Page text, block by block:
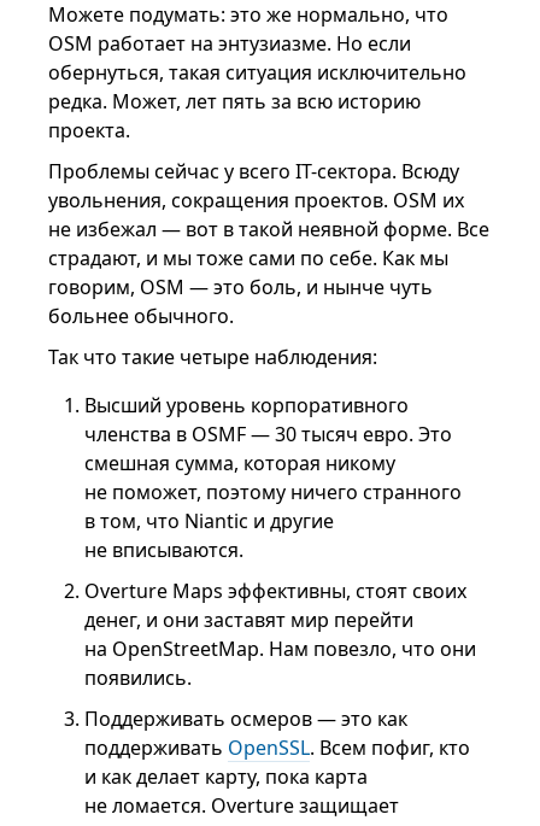
Можете подумать: это же нормально, что
OSM работает на энтузиазме. Но если
обернуться, такая ситуация исключительно
редка. Может, лет пять за всю историю
проекта.
Проблемы сейчас у всего IT-сектора. Всюду
увольнения, сокращения проектов. OSM их
не избежал — вот в такой неявной форме. Все
страдают, и мы тоже сами по себе. Как мы
говорим, OSM — это боль, и нынче чуть
больнее обычного.
Так что такие четыре наблюдения:
Высший уровень корпоративного
членства в OSMF — 30 тысяч евро. Это
смешная сумма, которая никому
не поможет, поэтому ничего странного
в том, что Niantic и другие
не вписываются.
Overture Maps эффективны, стоят своих
денег, и они заставят мир перейти
на OpenStreetMap. Нам повезло, что они
появились.
Поддерживать осмеров — это как
поддерживать OpenSSL. Всем пофиг, кто
и как делает карту, пока карта
не ломается. Overture защищает